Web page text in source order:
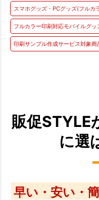
スマホグッズ・PCグッズ(フルカ
フルカラー印刷対応モバイルグッ
印刷サンプル作成サービス対象商
販促STYLE
に選
早い・安い・